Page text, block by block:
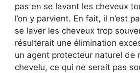
pas en se lavant les cheveux
l’on y parvient. En fait, il n’est
se laver les cheveux trop
résulterait une élimination
un agent protecteur naturel de
chevelu, ce qui ne serait pas